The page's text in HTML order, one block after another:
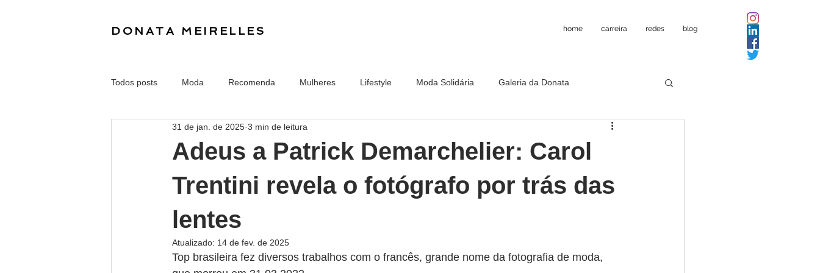
DONATA MEIRELLES home carreira redes blog
Todos posts Moda Recomenda Mulheres Lifestyle Moda Solidária Galeria da Donata
Adeus a Patrick Demarchelier: Carol
Trentini revela o fotógrafo por trás das
lentes
31 de jan. de 2025 3 min de leitura
Atualizado: 14 de fev. de 2025
Top brasileira fez diversos trabalhos com o francês, grande nome da fotografia de moda,